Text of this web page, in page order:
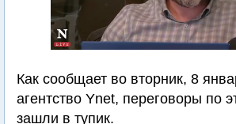
Как сообщает во вторник, 8
агентство Ynet, переговоры по
зашли в тупик.